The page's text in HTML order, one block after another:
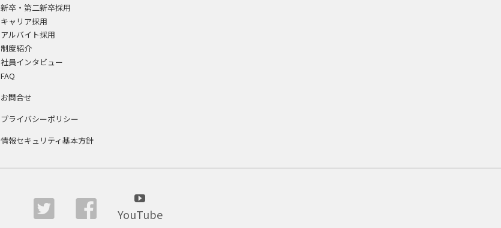
新卒・第二新卒採用
キャリア採用
アルバイト採用
制度紹介
社員インタビュー
FAQ
お問合せ
プライバシーポリシー
情報セキュリティ基本方針
YouTube